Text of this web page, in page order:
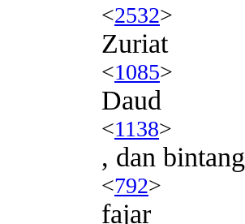
<2532>
Zuriat
<1085>
Daud
<1138>
, dan bintang
<792>
fajar